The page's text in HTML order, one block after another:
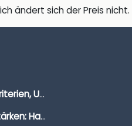
ändert sich der Preis nicht.
Autoshampoo: Kriterien, Unterschiede & Anwendung
Immunsystem stärken: Hausmittel, Vitamine & Wissenswertes